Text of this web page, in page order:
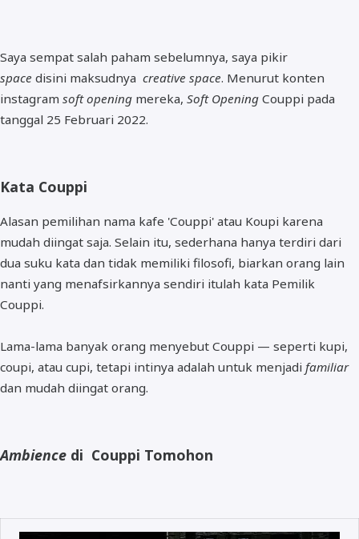
Saya sempat salah paham sebelumnya, saya pikir
space disini maksudnya creative space. Menurut konten
instagram soft opening mereka, Soft Opening Couppi pada
tanggal 25 Februari 2022.
Kata Couppi
Alasan pemilihan nama kafe 'Couppi' atau Koupi karena
mudah diingat saja. Selain itu, sederhana hanya terdiri dari
dua suku kata dan tidak memiliki filosofi, biarkan orang lain
nanti yang menafsirkannya sendiri itulah kata Pemilik
Couppi.
Lama-lama banyak orang menyebut Couppi — seperti kupi,
coupi, atau cupi, tetapi intinya adalah untuk menjadi familiar
dan mudah diingat orang.
Ambience di Couppi Tomohon